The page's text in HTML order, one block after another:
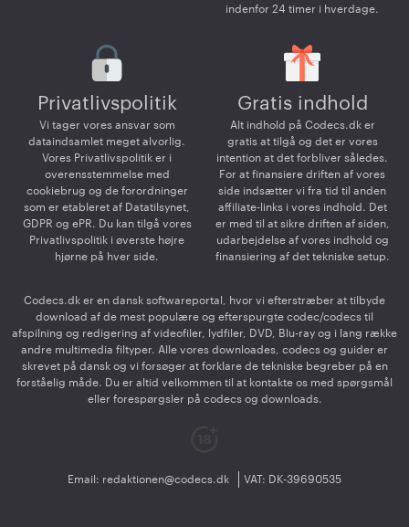
indenfor 24 timer i hverdage.
Privatlivspolitik
Vi tager vores ansvar som
dataindsamlet meget alvorlig.
Vores Privatlivspolitik er i
overensstemmelse med
cookiebrug og de forordninger
som er etableret af Datatilsynet,
GDPR og ePR. Du kan tilgå vores
Privatlivspolitik i øverste højre
hjørne på hver side.
Gratis indhold
Alt indhold på Codecs.dk er
gratis at tilgå og det er vores
intention at det forbliver således.
For at finansiere driften af vores
side indsætter vi fra tid til anden
affiliate-links i vores indhold. Det
er med til at sikre driften af siden,
udarbejdelse af vores indhold og
finansiering af det tekniske setup.
Codecs.dk er en dansk softwareportal, hvor vi efterstræber at tilbyde
download af de mest populære og efterspurgte codec/codecs til
afspilning og redigering af videofiler, lydfiler, DVD, Blu-ray og i lang række
andre multimedia filtyper. Alle vores downloades, codecs og guider er
skrevet på dansk og vi forsøger at forklare de tekniske begreber på en
forståelig måde. Du er altid velkommen til at kontakte os med spørgsmål
eller forespørgsler på codecs og downloads.
Email: redaktionen@codecs.dk VAT: DK-39690535